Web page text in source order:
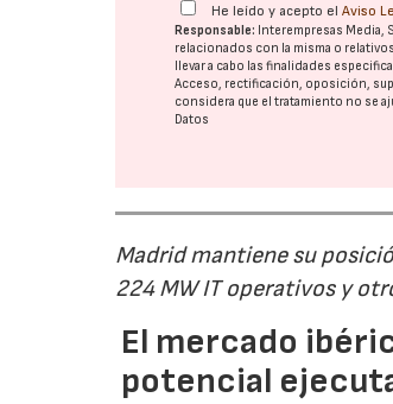
He leído y acepto elAviso
Responsable: Interempresas Media,
relacionados con la misma o
llevar a cabo las finalidades
Acceso, rectificación, oposición,
considera que el tratamiento no se
Datos
Madrid mantiene su
224 MW IT operativos y
El mercado
potencial